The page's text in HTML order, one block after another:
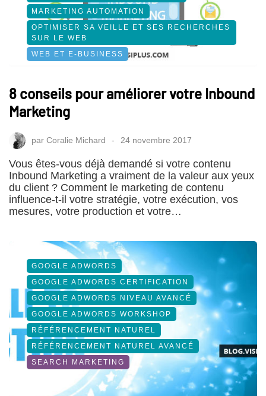
MARKETING AUTOMATION
OPTIMISER SA VEILLE ET SES RECHERCHES
SUR LE WEB
WEB ET E-BUSINESS
8 conseils pour améliorer votre Inbound
Marketing
par Coralie Michard 24 novembre 2017
Vous êtes-vous déjà demandé si votre contenu
Inbound Marketing a vraiment de la valeur aux yeux
du client ? Comment le marketing de contenu
influence-t-il votre stratégie, votre exécution, vos
mesures, votre production et votre…
GOOGLE ADWORDS
GOOGLE ADWORDS CERTIFICATION
GOOGLE ADWORDS NIVEAU AVANCÉ
GOOGLE ADWORDS WORKSHOP
RÉFÉRENCEMENT NATUREL
RÉFÉRENCEMENT NATUREL AVANCÉ
SEARCH MARKETING